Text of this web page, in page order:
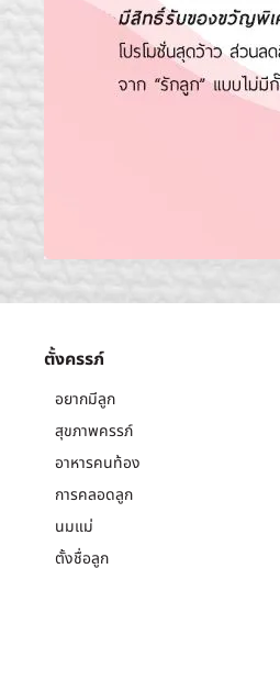
ตั้งครรภ์
อยากมีลูก
สุขภาพครรภ์
อาหารคนท้อง
การคลอดลูก
นมแม่
ตั้งชื่อลูก